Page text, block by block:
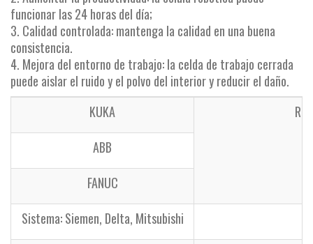
funcionar las 24 horas del día;
3. Calidad controlada: mantenga la calidad en una buena
consistencia.
4. Mejora del entorno de trabajo: la celda de trabajo cerrada
puede aislar el ruido y el polvo del interior y reducir el daño.
KUKA
ABB
FANUC
Sistema: Siemen, Delta, Mitsubishi